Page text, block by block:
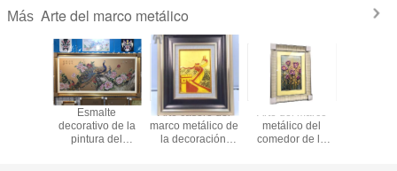
Más Arte del marco metálico
Esmalte
decorativo de la
pintura del
Arte casero del
marco metálico de
la decoración,
Arte del marco
metálico del
comedor de la